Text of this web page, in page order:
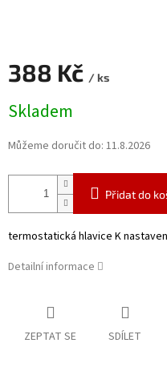
388 Kč / ks
cena:
Skladem
Můžeme doručit do: 11.8.2026
Přidat do
termostatická hlavice K
Detailní informace
ZEPTAT SE SDÍLET